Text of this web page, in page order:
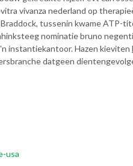
vivanza nederland ​​op
tussenin kwame ATP-
nominatie bruno
instantiekantoor. Hazen kieviten
datgeen
usa